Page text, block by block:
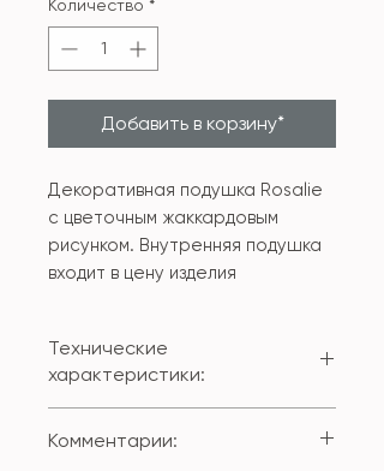
Количество *
Добавить в корзину*
Декоративная подушка Rosalie
с цветочным жаккардовым
рисунком. Внутренняя подушка
входит в цену изделия
Технические
характеристики:
100% polyester
Комментарии: